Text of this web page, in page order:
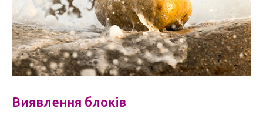
Виявлення блоків